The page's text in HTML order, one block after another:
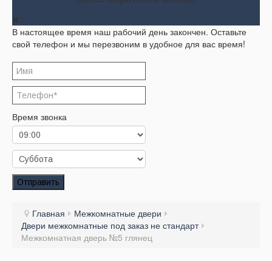
Окна и балконы
Кондиционеры
Акции
Корзина
Заказать звонок
Заказ обратного звонка
В настоящее время наш рабочий день закончен. Оставьте
свой телефон и мы перезвоним в удобное для вас время!
Время звонка
Отправить
Главная
Межкомнатные двери
Двери межкомнатные под заказ не стандарт
Межкомнатная дверь №5 глянец